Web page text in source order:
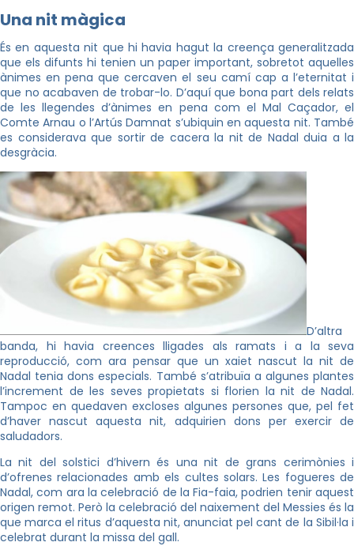
Una nit màgica
És en aquesta nit que hi havia hagut la creença generalitzada
que els difunts hi tenien un paper important, sobretot aquelles
ànimes en pena que cercaven el seu camí cap a l’eternitat i
que no acabaven de trobar-lo. D’aquí que bona part dels relats
de les llegendes d’ànimes en pena com el Mal Caçador, el
Comte Arnau o l’Artús Damnat s’ubiquin en aquesta nit. També
es considerava que sortir de cacera la nit de Nadal duia a la
desgràcia.
D’altra
banda, hi havia creences lligades als ramats i a la seva
reproducció, com ara pensar que un xaiet nascut la nit de
Nadal tenia dons especials. També s’atribuïa a algunes plantes
l’increment de les seves propietats si florien la nit de Nadal.
Tampoc en quedaven excloses algunes persones que, pel fet
d’haver nascut aquesta nit, adquirien dons per exercir de
saludadors.
La nit del solstici d’hivern és una nit de grans cerimònies i
d’ofrenes relacionades amb els cultes solars. Les fogueres de
Nadal, com ara la celebració de la Fia-faia, podrien tenir aquest
origen remot. Però la celebració del naixement del Messies és la
que marca el ritus d’aquesta nit, anunciat pel cant de la Sibil·la i
celebrat durant la missa del gall.